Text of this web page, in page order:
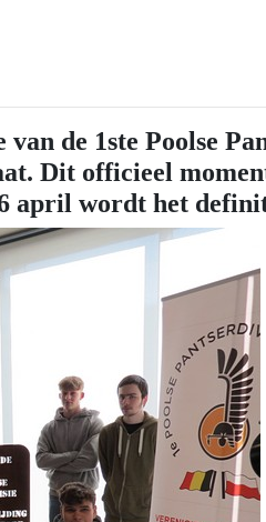
de 1ste Poolse
Dit officieel
april wordt het